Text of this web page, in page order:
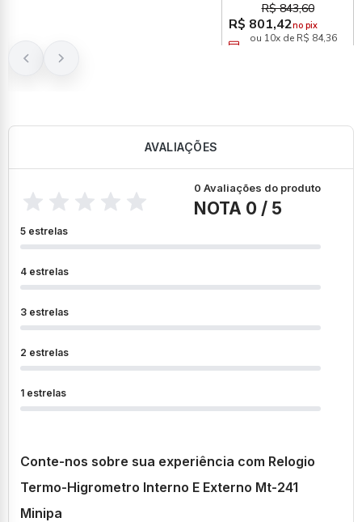
R$ 843,60
R$ 801,42no pix
ou 10x de R$ 84,36
AVALIAÇÕES
0 Avaliações do produto
NOTA 0 / 5
5 estrelas
4 estrelas
3 estrelas
2 estrelas
1 estrelas
Conte-nos sobre sua experiência com Relogio
Termo-Higrometro Interno E Externo Mt-241
Minipa